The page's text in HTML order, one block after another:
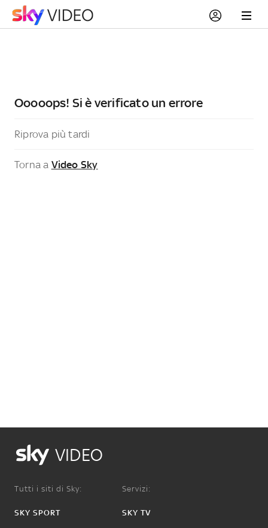
Ooooops! Si è verificato un errore
Riprova più tardi
Torna a Video Sky
VIDEO
Tutti i siti di Sky:
SKY SPORT
Servizi:
SKY TV